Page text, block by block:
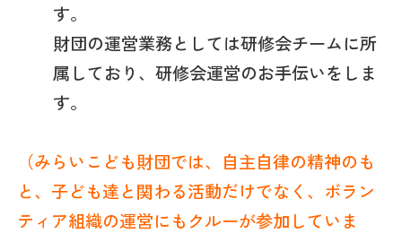
す。
財団の運営業務としては研修会チームに所
属しており、研修会運営のお手伝いをしま
す。
（みらいこども財団では、自主自律の精神のも
と、子ども達と関わる活動だけでなく、ボラン
ティア組織の運営にもクルーが参加していま